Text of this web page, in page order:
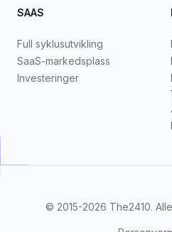
SAAS
Full syklusutvikling
SaaS-markedsplass
Investeringer
© 2015-2026 The2410.